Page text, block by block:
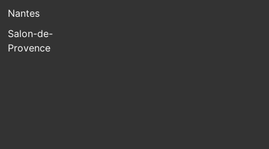
Nantes
Salon-de-
Provence